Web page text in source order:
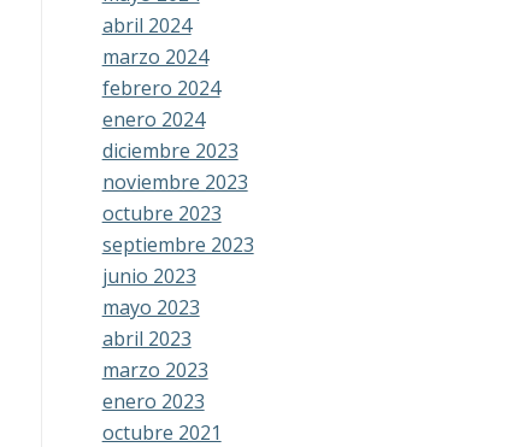
abril 2024
marzo 2024
febrero 2024
enero 2024
diciembre 2023
noviembre 2023
octubre 2023
septiembre 2023
junio 2023
mayo 2023
abril 2023
marzo 2023
enero 2023
octubre 2021